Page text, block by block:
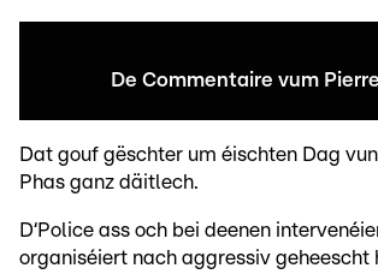
De Commentaire vum
Dat gouf gëschter um éischten Dag
Phas ganz däitlech.
D‘Police ass och bei deenen
organiséiert nach aggressiv geheescht